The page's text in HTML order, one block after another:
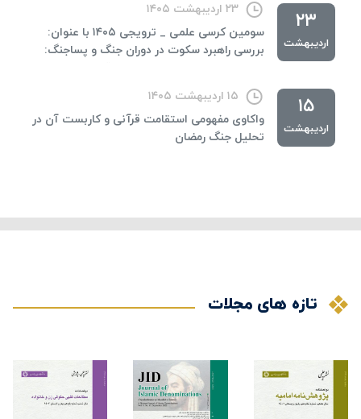
۲۳
اردیبهشت
۲۳ اردیبهشت ۱۴۰۵
سومین کرسی علمی _ ترویجی ۱۴۰۵ با عنوان:
بررسی راهبرد سکوت در دوران جنگ و پساجنگ:
۱۵
اردیبهشت
۱۵ اردیبهشت ۱۴۰۵
واکاوی مفهومی استقامت قرآنی و کاربست آن در
تحلیل جنگ رمضان
تازه های مجلات